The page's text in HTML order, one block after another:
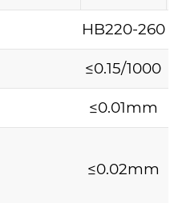
HB220-260
≤0.15/1000
≤0.01mm
≤0.02mm